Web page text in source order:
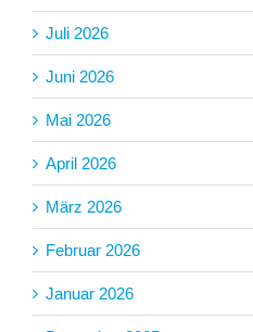
Juli 2026
Juni 2026
Mai 2026
April 2026
März 2026
Februar 2026
Januar 2026